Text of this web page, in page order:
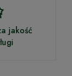
jakość